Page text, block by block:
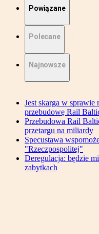
Powiązane
Polecane
Najnowsze
Jest skarga w
przebudowę Rail
Przebudowa Rail
przetargu na miliardy
Specustawa
"Rzeczpospolitej"
Deregulacja: będzie
zabytkach